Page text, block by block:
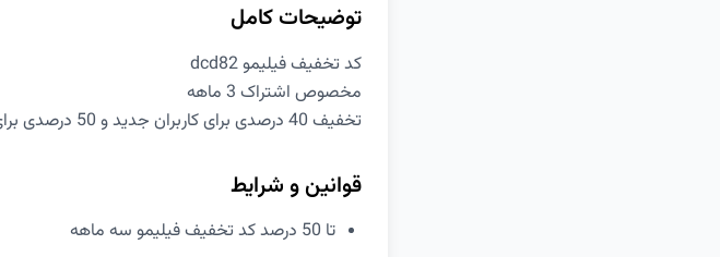
توضیحات کامل
کد تخفیف فیلیمو dcd82
مخصوص اشتراک 3 ماهه
تخفیف 40 درصدی برای کاربران جدید و 50 درصدی برای کاربران قدیمی
قوانین و شرایط
تا 50 درصد کد تخفیف فیلیمو سه ماهه